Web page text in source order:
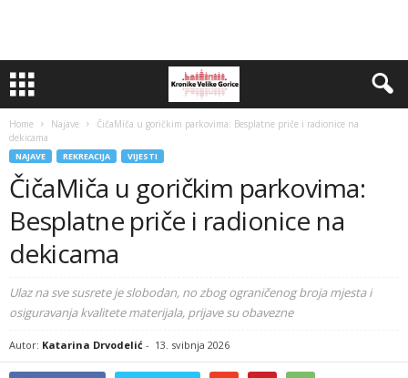
Home Najave
ČičaMiča u goričkim parkovima: Besplatne priče i radionice na
dekicama
NAJAVE REKREACIJA VIJESTI
ČičaMiča u goričkim parkovima:
Besplatne priče i radionice na
dekicama
Ulaz na sve susrete je slobodan, no zbog ograničenog broja mjesta i
osiguravanja kvalitete materijala, prijave su obavezne
Autor: Katarina Drvodelić - 13. svibnja 2026